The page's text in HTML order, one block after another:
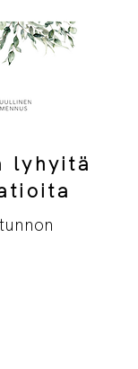
lyhyitä